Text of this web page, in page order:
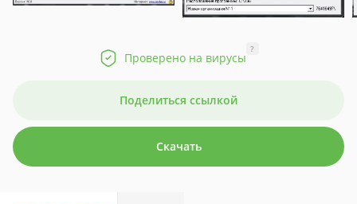
Проверено на вирусы
?
Поделиться ссылкой
Скачать